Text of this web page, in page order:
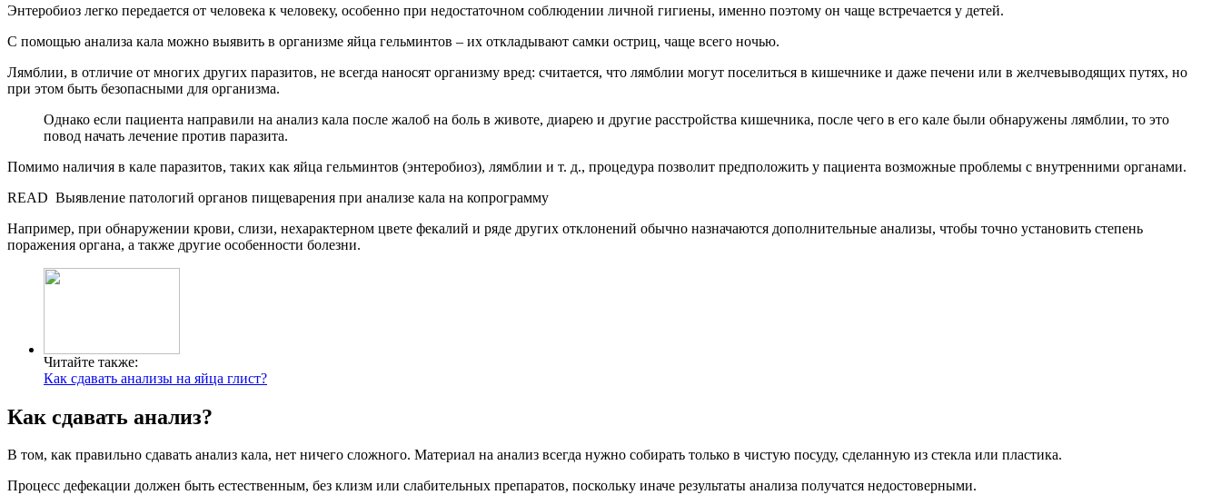
Энтеробиоз легко передается от человека к человеку, особенно при недостаточном соблюдении личной гигиены, именно поэтому он чаще встречается у детей.
С помощью анализа кала можно выявить в организме яйца гельминтов – их откладывают самки остриц, чаще всего ночью.
Лямблии, в отличие от многих других паразитов, не всегда наносят организму вред: считается, что лямблии могут поселиться в кишечнике и даже печени или в желчевыводящих путях, но
при этом быть безопасными для организма.
Однако если пациента направили на анализ кала после жалоб на боль в животе, диарею и другие расстройства кишечника, после чего в его кале были обнаружены лямблии, то это
повод начать лечение против паразита.
Помимо наличия в кале паразитов, таких как яйца гельминтов (энтеробиоз), лямблии и т. д., процедура позволит предположить у пациента возможные проблемы с внутренними органами.
READ Выявление патологий органов пищеварения при анализе кала на копрограмму
Например, при обнаружении крови, слизи, нехарактерном цвете фекалий и ряде других отклонений обычно назначаются дополнительные анализы, чтобы точно установить степень
поражения органа, а также другие особенности болезни.
Читайте также:
Как сдавать анализы на яйца глист?
Как сдавать анализ?
В том, как правильно сдавать анализ кала, нет ничего сложного. Материал на анализ всегда нужно собирать только в чистую посуду, сделанную из стекла или пластика.
Процесс дефекации должен быть естественным, без клизм или слабительных препаратов, поскольку иначе результаты анализа получатся недостоверными.